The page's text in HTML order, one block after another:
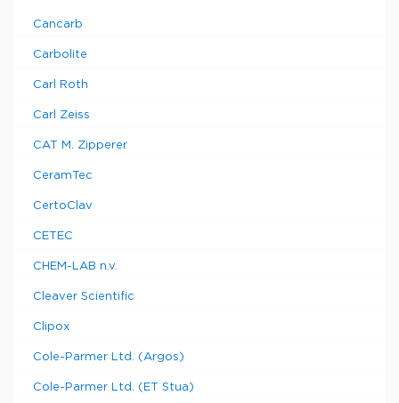
Cancarb
Carbolite
Carl Roth
Carl Zeiss
CAT M. Zipperer
CeramTec
CertoClav
CETEC
CHEM-LAB n.v.
Cleaver Scientific
Clipox
Cole-Parmer Ltd. (Argos)
Cole-Parmer Ltd. (ET Stua)